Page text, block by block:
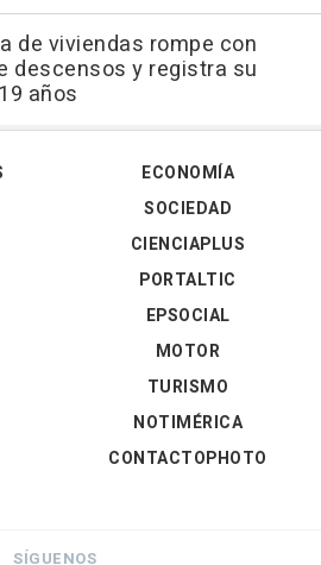
de viviendas rompe con
descensos y registra su
años
ECONOMÍA
SOCIEDAD
CIENCIAPLUS
PORTALTIC
EPSOCIAL
MOTOR
TURISMO
NOTIMÉRICA
CONTACTOPHOTO
SÍGUENOS